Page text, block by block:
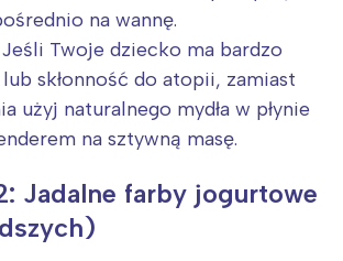
na wannę.
Jeśli Twoje dziecko ma bardzo
skłonność do atopii, zamiast
użyj naturalnego mydła w płynie
na sztywną masę.
Jadalne farby jogurtowe